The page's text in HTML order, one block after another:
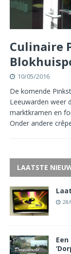
Culinaire
10/05/2016
De komende
Leeuwarden weer
marktkramen en
Onder andere
LAATSTE